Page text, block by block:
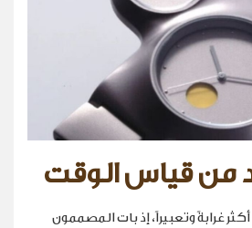
من قياس الوقت
غرابةً وتعبيراً، إذ بات المصممون